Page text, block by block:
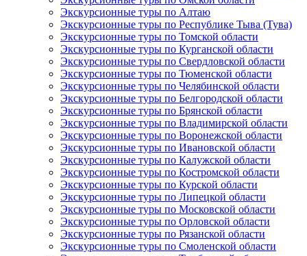
Экскурсионные туры по Алтаю
Экскурсионные туры по Республике Тыва (Тува)
Экскурсионные туры по Томской области
Экскурсионные туры по Курганской области
Экскурсионные туры по Свердловской области
Экскурсионные туры по Тюменской области
Экскурсионные туры по Челябинской области
Экскурсионные туры по Белгородской области
Экскурсионные туры по Брянской области
Экскурсионные туры по Владимирской области
Экскурсионные туры по Воронежской области
Экскурсионные туры по Ивановской области
Экскурсионные туры по Калужской области
Экскурсионные туры по Костромской области
Экскурсионные туры по Курской области
Экскурсионные туры по Липецкой области
Экскурсионные туры по Московской области
Экскурсионные туры по Орловской области
Экскурсионные туры по Рязанской области
Экскурсионные туры по Смоленской области